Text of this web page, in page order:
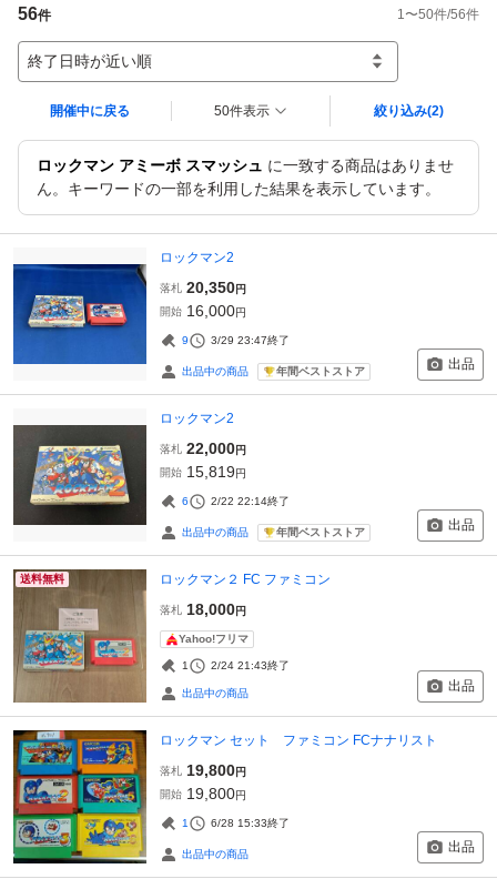
56件 1 〜50件/56件
終了日時が近い順
開催中に戻る 50件表示 絞り込み(2)
ロックマン アミーボ スマッシュ に一致する商品はありませ
ん。キーワードの一部を利用した結果を表示しています。
ロックマン2
落札 20,350円
開始 16,000円
9 3/29 23:47終了
出品中の商品 年間ベストストア 出品
ロックマン2
落札 22,000円
開始 15,819円
6 2/22 22:14終了
出品中の商品 年間ベストストア 出品
送料無料 ロックマン２ FC ファミコン
落札 18,000円
Yahoo!フリマ
1 2/24 21:43終了
出品中の商品 出品
ロックマン セット ファミコン FCナナリスト
落札 19,800円
開始 19,800円
1 6/28 15:33終了
出品中の商品 出品